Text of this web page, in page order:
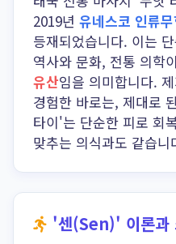
2019년 유네스코 인류
등재되었습니다. 이는
역사와 문화, 전통 의학
유산임을 의미합니다.
경험한 바로는, 제대로
타이'는 단순한 피로 회
맞추는 의식과도 같습니
'센(Sen)' 이론과